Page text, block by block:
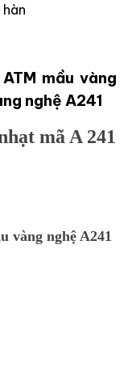
mầu vàng
nghệ A241
mã A 241
vàng nghệ A241